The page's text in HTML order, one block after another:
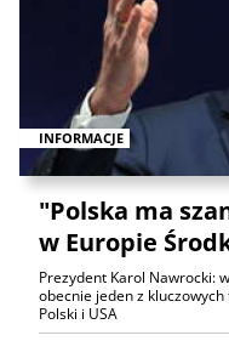
INFORMACJE
"Polska ma
w Europie
Prezydent Karol Nawrocki:
obecnie jeden z
Polski i USA